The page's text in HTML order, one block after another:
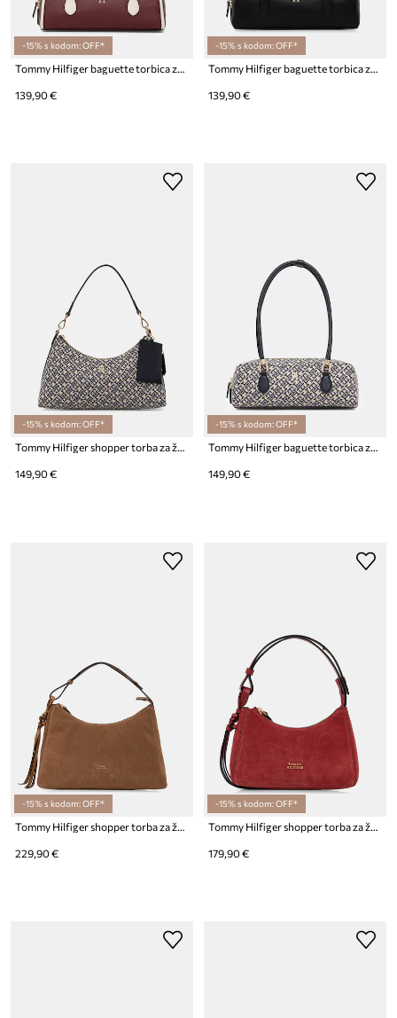
-15% s kodom: OFF*
Tommy Hilfiger baguette torbica za žene od imitacije kože
139,90 €
-15% s kodom: OFF*
Tommy Hilfiger baguette torbica za žene od imitacije kože
139,90 €
-15% s kodom: OFF*
Tommy Hilfiger shopper torba za žene
149,90 €
-15% s kodom: OFF*
Tommy Hilfiger baguette torbica za žene
149,90 €
-15% s kodom: OFF*
229,90 €
-15% s kodom: OFF*
179,90 €